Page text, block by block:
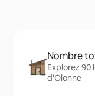
Nombre
Explorez 90
d'Olonne